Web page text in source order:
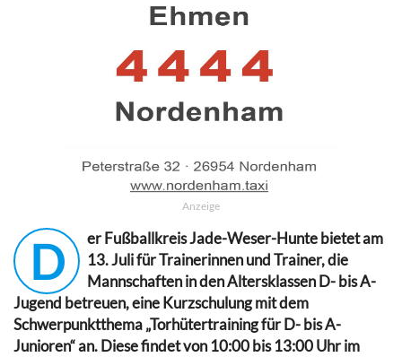
Anzeige
D
er Fußballkreis Jade-Weser-Hunte bietet am
13. Juli für Trainerinnen und Trainer, die
Mannschaften in den Altersklassen D- bis A-
Jugend betreuen, eine Kurzschulung mit dem
Schwerpunktthema „Torhütertraining für D- bis A-
Junioren“ an. Diese findet von 10:00 bis 13:00 Uhr im